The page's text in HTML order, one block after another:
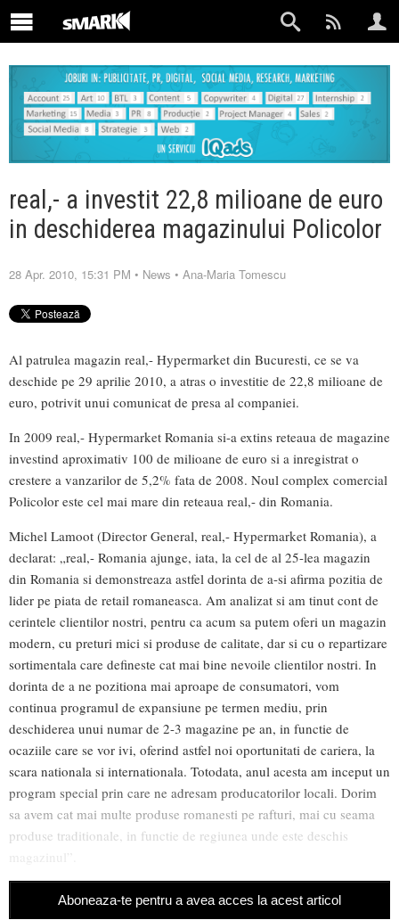
real,- a investit 22,8 milioane de euro
in deschiderea magazinului Policolor
28 Apr. 2010, 15:31 PM • News • Ana-Maria Tomescu
Al patrulea magazin real,- Hypermarket din Bucuresti, ce se va
deschide pe 29 aprilie 2010, a atras o investitie de 22,8 milioane de
euro, potrivit unui comunicat de presa al companiei.
In 2009 real,- Hypermarket Romania si-a extins reteaua de magazine
investind aproximativ 100 de milioane de euro si a inregistrat o
crestere a vanzarilor de 5,2% fata de 2008. Noul complex comercial
Policolor este cel mai mare din reteaua real,- din Romania.
Michel Lamoot (Director General, real,- Hypermarket Romania), a
declarat: „real,- Romania ajunge, iata, la cel de al 25-lea magazin
din Romania si demonstreaza astfel dorinta de a-si afirma pozitia de
lider pe piata de retail romaneasca. Am analizat si am tinut cont de
cerintele clientilor nostri, pentru ca acum sa putem oferi un magazin
modern, cu preturi mici si produse de calitate, dar si cu o repartizare
sortimentala care defineste cat mai bine nevoile clientilor nostri. In
dorinta de a ne pozitiona mai aproape de consumatori, vom
continua programul de expansiune pe termen mediu, prin
deschiderea unui numar de 2-3 magazine pe an, in functie de
ocaziile care se vor ivi, oferind astfel noi oportunitati de cariera, la
scara nationala si internationala. Totodata, anul acesta am inceput un
program special prin care ne adresam producatorilor locali. Dorim
sa avem cat mai multe produse romanesti pe rafturi, mai cu seama
produse traditionale, in functie de regiunea unde este deschis
magazinul”.
Aboneaza-te pentru a avea acces la acest articol